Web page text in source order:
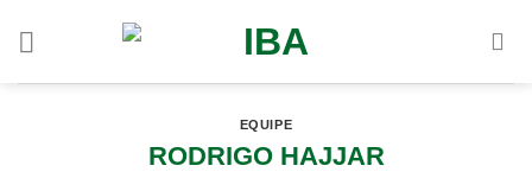
EQUIPE
RODRIGO HAJJAR